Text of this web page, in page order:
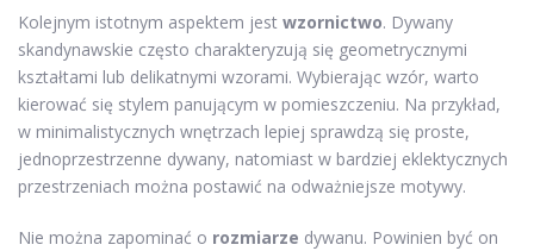
Kolejnym istotnym aspektem jest wzornictwo. Dywany
skandynawskie często charakteryzują się geometrycznymi
kształtami lub delikatnymi wzorami. Wybierając wzór, warto
kierować się stylem panującym w pomieszczeniu. Na przykład,
w minimalistycznych wnętrzach lepiej sprawdzą się proste,
jednoprzestrzenne dywany, natomiast w bardziej eklektycznych
przestrzeniach można postawić na odważniejsze motywy.
Nie można zapominać o rozmiarze dywanu. Powinien być on